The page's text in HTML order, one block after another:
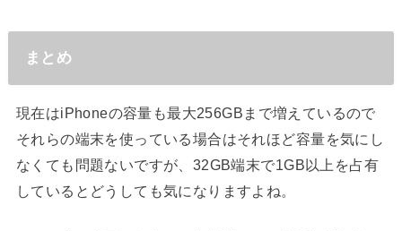
まとめ
現在はiPhoneの容量も最大256GBまで増えているので
それらの端末を使っている場合はそれほど容量を気にし
なくても問題ないですが、32GB端末で1GB以上を占有
しているとどうしても気になりますよね。